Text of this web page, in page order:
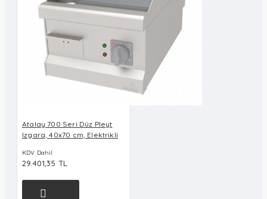
Atalay 700 Seri Düz Pleyt
Izgara, 40x70 cm, Elektrikli
KDV Dahil
29.401,35 TL